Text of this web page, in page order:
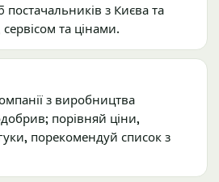
з Києва та
сервісом та цінами.
з виробництва
порівняй ціни,
порекомендуй список з